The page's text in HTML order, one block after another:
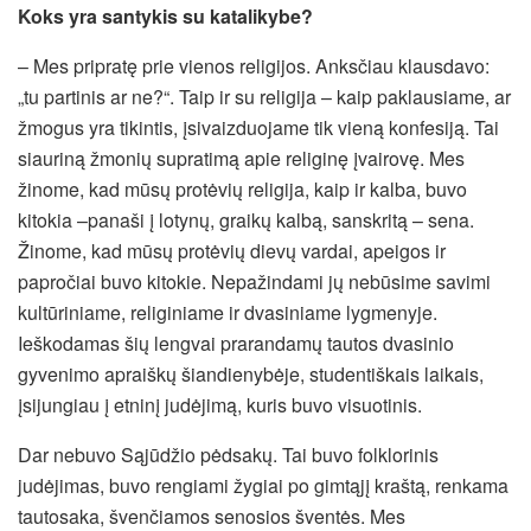
Koks yra santykis su katalikybe?
– Mes pripratę prie vienos religijos. Anksčiau klausdavo:
„tu partinis ar ne?“. Taip ir su religija – kaip paklausiame, ar
žmogus yra tikintis, įsivaizduojame tik vieną konfesiją. Tai
siauriną žmonių supratimą apie religinę įvairovę. Mes
žinome, kad mūsų protėvių religija, kaip ir kalba, buvo
kitokia –panaši į lotynų, graikų kalbą, sanskritą – sena.
Žinome, kad mūsų protėvių dievų vardai, apeigos ir
papročiai buvo kitokie. Nepažindami jų nebūsime savimi
kultūriniame, religiniame ir dvasiniame lygmenyje.
Ieškodamas šių lengvai prarandamų tautos dvasinio
gyvenimo apraiškų šiandienybėje, studentiškais laikais,
įsijungiau į etninį judėjimą, kuris buvo visuotinis.
Dar nebuvo Sąjūdžio pėdsakų. Tai buvo folklorinis
judėjimas, buvo rengiami žygiai po gimtąjį kraštą, renkama
tautosaka, švenčiamos senosios šventės. Mes